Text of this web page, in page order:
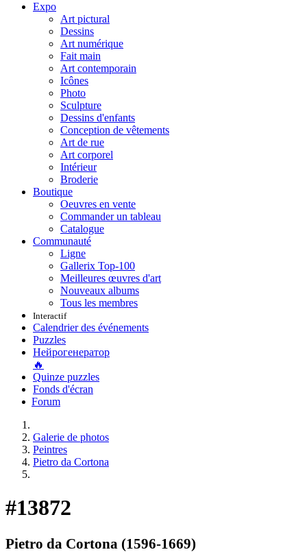
Expo
Art pictural
Dessins
Art numérique
Fait main
Art contemporain
Icônes
Photo
Sculpture
Dessins d'enfants
Conception de vêtements
Art de rue
Art corporel
Intérieur
Broderie
Boutique
Oeuvres en vente
Commander un tableau
Catalogue
Communauté
Ligne
Gallerix Top-100
Meilleures œuvres d'art
Nouveaux albums
Tous les membres
Interactif
Calendrier des événements
Puzzles
Нейрогенератор
🔥
Quinze puzzles
Fonds d'écran
Forum
Galerie de photos
Peintres
Pietro da Cortona
#13872
Pietro da Cortona (1596-1669)